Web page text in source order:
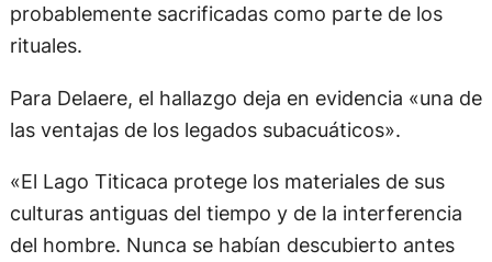
probablemente sacrificadas como parte de los
rituales.
Para Delaere, el hallazgo deja en evidencia «una de
las ventajas de los legados subacuáticos».
«El Lago Titicaca protege los materiales de sus
culturas antiguas del tiempo y de la interferencia
del hombre. Nunca se habían descubierto antes